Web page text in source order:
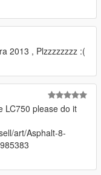
2013 , Plzzzzzzzz :(
LC750 please do it
art/Asphalt-8-